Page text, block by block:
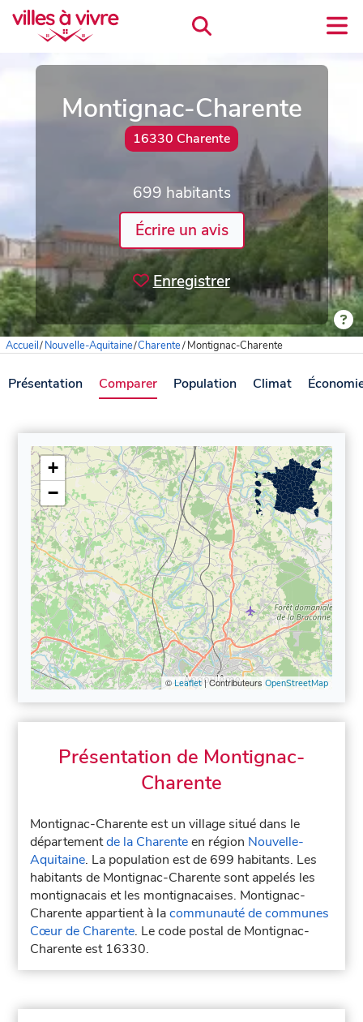
Montignac-Charente
16330 Charente
699 habitants
Écrire un avis
Enregistrer
Accueil/Nouvelle-Aquitaine/Charente/Montignac-Charente
Présentation Comparer Population Climat
+
−
© Leaflet| Contributeurs OpenStreetMap
Présentation de Montignac-
Charente
Montignac-Charente est un village situé dans le
départementde la Charenteen région Nouvelle-
Aquitaine. La population est de 699 habitants. Les
habitants de Montignac-Charente sont appelés les
montignacais et les montignacaises. Montignac-
Charente appartient à lacommunauté de communes
Cœur de Charente. Le code postal de Montignac-
Charente est 16330.